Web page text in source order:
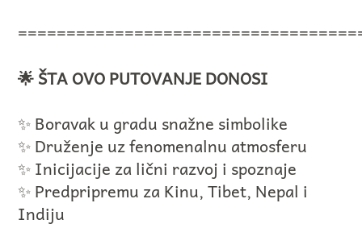
🌟 ŠTA OVO PUTOVANJE DONOSI
✨ Boravak u gradu snažne simbolike
✨ Druženje uz fenomenalnu atmosferu
✨ Inicijacije za lični razvoj i spoznaje
✨ Predpripremu za Kinu, Tibet, Nepal i
Indiju